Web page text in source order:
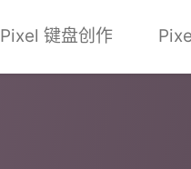
Pixel 键盘创作